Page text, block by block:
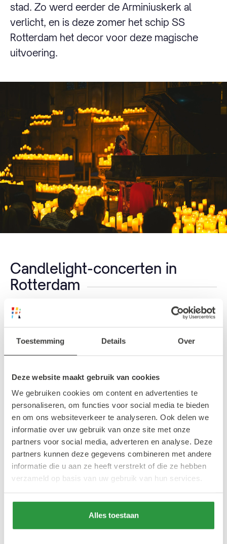
Toestemming Details Over
Deze website maakt gebruik van cookies
We gebruiken cookies om content en advertenties te
personaliseren, om functies voor social media te bieden
en om ons websiteverkeer te analyseren. Ook delen we
informatie over uw gebruik van onze site met onze
partners voor social media, adverteren en analyse. Deze
partners kunnen deze gegevens combineren met andere
informatie die u aan ze heeft verstrekt of die ze hebben
verzameld op basis van uw gebruik van hun services.
Alles toestaan
stad. Zo werd eerder de Arminiuskerk al
verlicht, en is deze zomer het schip SS
Rotterdam het decor voor deze magische
uitvoering.
Candlelight-concerten in
Rotterdam
Candlelight: Een tribute aan Queen
Locatie: SS Rotterdam
Tickets: beschikbaar op de Fever app of
website vanaf €37
Candlelight: Coldplay meets Imagine
Dragons
Locatie: SS Rotterdam
augustus om 17:30 en 21:30
Tickets: beschikbaar op de Fever app of
website vanaf €37